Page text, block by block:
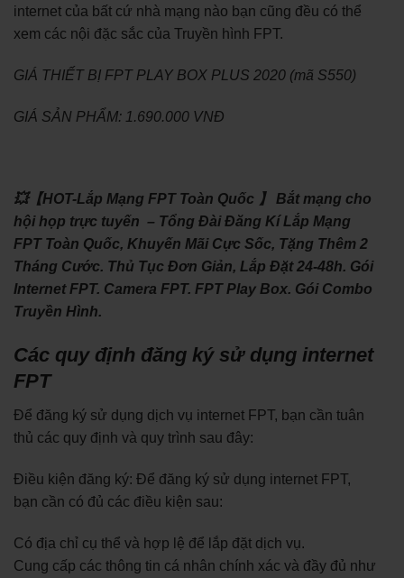
internet của bất cứ nhà mạng nào bạn cũng đều có thể
xem các nội đặc sắc của Truyền hình FPT.
GIÁ THIẾT BỊ FPT PLAY BOX PLUS 2020 (mã S550)
GIÁ SẢN PHẨM: 1.690.000 VNĐ
💥【HOT-Lắp Mạng FPT Toàn Quốc 】 Bắt mạng cho
hội họp trực tuyến – Tổng Đài Đăng Kí Lắp Mạng
FPT Toàn Quốc, Khuyến Mãi Cực Sốc, Tặng Thêm 2
Tháng Cước. Thủ Tục Đơn Giản, Lắp Đặt 24-48h. Gói
Internet FPT. Camera FPT. FPT Play Box. Gói Combo
Truyền Hình.
Các quy định đăng ký sử dụng internet
FPT
Để đăng ký sử dụng dịch vụ internet FPT, bạn cần tuân
thủ các quy định và quy trình sau đây:
Điều kiện đăng ký: Để đăng ký sử dụng internet FPT,
bạn cần có đủ các điều kiện sau:
Có địa chỉ cụ thể và hợp lệ để lắp đặt dịch vụ.
Cung cấp các thông tin cá nhân chính xác và đầy đủ như